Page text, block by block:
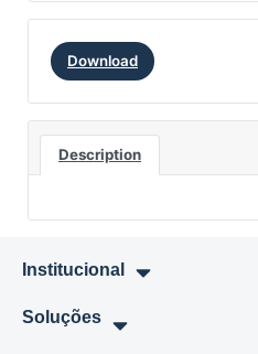
Download
Description
Institucional
Soluções